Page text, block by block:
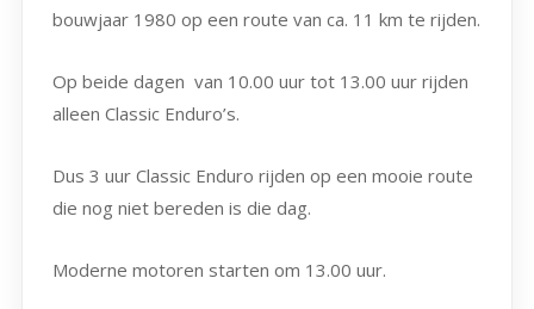
bouwjaar 1980 op een route van ca. 11 km te rijden.
Op beide dagen van 10.00 uur tot 13.00 uur rijden
alleen Classic Enduro’s.
Dus 3 uur Classic Enduro rijden op een mooie route
die nog niet bereden is die dag.
Moderne motoren starten om 13.00 uur.